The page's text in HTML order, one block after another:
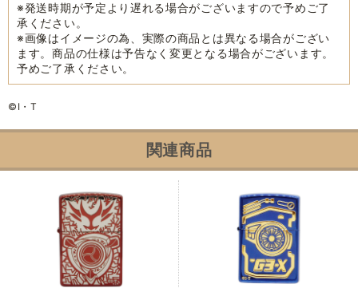
※発送時期が予定より遅れる場合がございますので予めご了
承ください。
※画像はイメージの為、実際の商品とは異なる場合がござい
ます。商品の仕様は予告なく変更となる場合がございます。
予めご了承ください。
©I・T
関連商品